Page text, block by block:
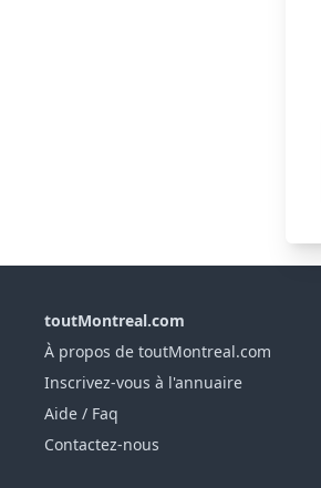
toutMontreal.com
À propos de toutMontreal.com
Inscrivez-vous à l'annuaire
Aide / Faq
Contactez-nous